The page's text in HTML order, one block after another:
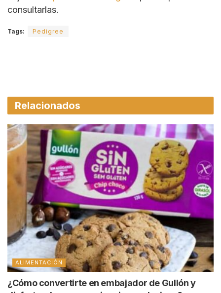
consultarlas.
Tags: Pedigree
Relacionados
ALIMENTACIÓN
¿Cómo convertirte en embajador de Gullón y